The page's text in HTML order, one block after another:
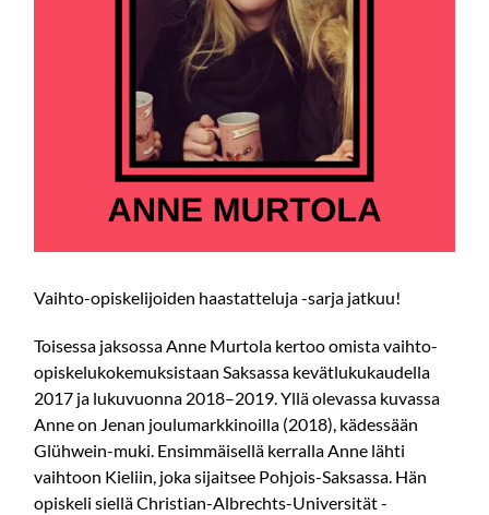
Vaihto-opiskelijoiden haastatteluja -sarja jatkuu!
Toisessa jaksossa Anne Murtola kertoo omista vaihto-
opiskelukokemuksistaan Saksassa kevätlukukaudella
2017 ja lukuvuonna 2018–2019. Yllä olevassa kuvassa
Anne on Jenan joulumarkkinoilla (2018), kädessään
Glühwein-muki. Ensimmäisellä kerralla Anne lähti
vaihtoon Kieliin, joka sijaitsee Pohjois-Saksassa. Hän
opiskeli siellä Christian-Albrechts-Universität -